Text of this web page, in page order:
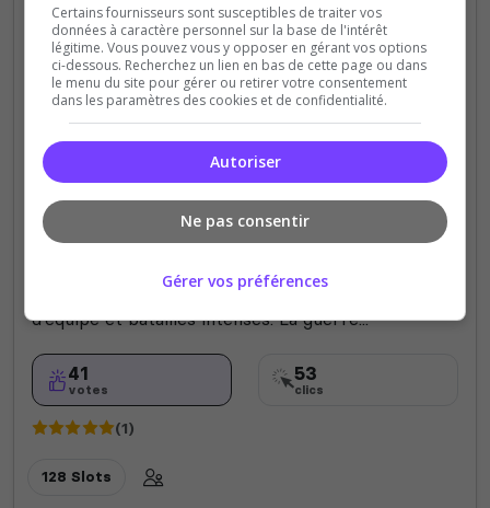
Champ de bataille Expert Fun
MilSim
Mods communautaires
Roleplay
[FR] TCM Trepel Commando
Marine|PVE|RP-milsim|Modern IA|CGO-
REALITY
[FR] TCM – Trepel Commando Marine ⚔️ MILSIM
françaises, . Stratégie, combats réalistes, travail
d'équipe et batailles intenses. La guerre...
41
votes
53
clics
(1)
128 Slots
Certains fournisseurs sont susceptibles de traiter vos
données à caractère personnel sur la base de l'intérêt
légitime. Vous pouvez vous y opposer en gérant vos options
ci-dessous. Recherchez un lien en bas de cette page ou dans
le menu du site pour gérer ou retirer votre consentement
dans les paramètres des cookies et de confidentialité.
Autoriser
Ne pas consentir
Gérer vos préférences